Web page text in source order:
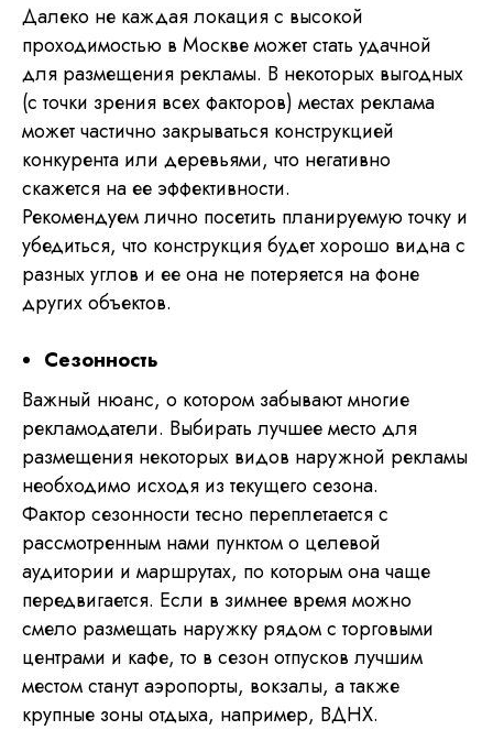
Далеко не каждая локация с высокой
проходимостью в Москве может стать удачной
для размещения рекламы. В некоторых выгодных
(с точки зрения всех факторов) местах реклама
может частично закрываться конструкцией
конкурента или деревьями, что негативно
скажется на ее эффективности.
Рекомендуем лично посетить планируемую точку и
убедиться, что конструкция будет хорошо видна с
разных углов и ее она не потеряется на фоне
других объектов.
Сезонность
Важный нюанс, о котором забывают многие
рекламодатели. Выбирать лучшее место для
размещения некоторых видов наружной рекламы
необходимо исходя из текущего сезона.
Фактор сезонности тесно переплетается с
рассмотренным нами пунктом о целевой
аудитории и маршрутах, по которым она чаще
передвигается. Если в зимнее время можно
смело размещать наружку рядом с торговыми
центрами и кафе, то в сезон отпусков лучшим
местом станут аэропорты, вокзалы, а также
крупные зоны отдыха, например, ВДНХ.